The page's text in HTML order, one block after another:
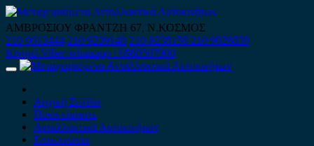
Skip
to
content
ΑΜΒΡΟΣΙΟΥ ΦΡΑΝΤΖΗ 67, Ν.ΚΟΣΜΟΣ
210 9012444 210 9239148 210 9238158 210 9026839
Κινητό-Viber-whatsapp : 6980507900
Primary
Αρχική Σελίδα
Ποιοί είμαστε
Ανταλλακτικά Αυτοκινήτων
Επικοινωνία